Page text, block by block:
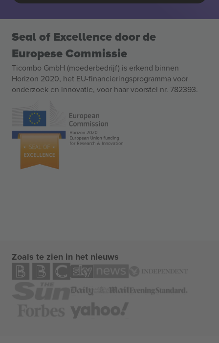
Seal of Excellence door de
Europese Commissie
Ticombo GmbH (moederbedrijf) is erkend binnen
Horizon 2020, het EU-financieringsprogramma voor
onderzoek en innovatie, voor haar voorstel nr. 782393.
Zoals te zien in het nieuws